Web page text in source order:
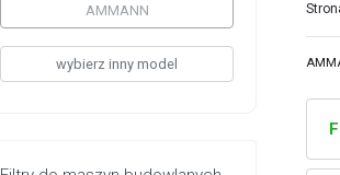
AMMANN
wybierz inny model